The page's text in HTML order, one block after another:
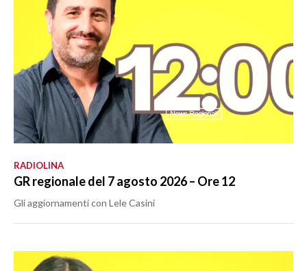
RADIOLINA
GR regionale del 7 agosto 2026 – Ore 12
Gli aggiornamenti con Lele Casini